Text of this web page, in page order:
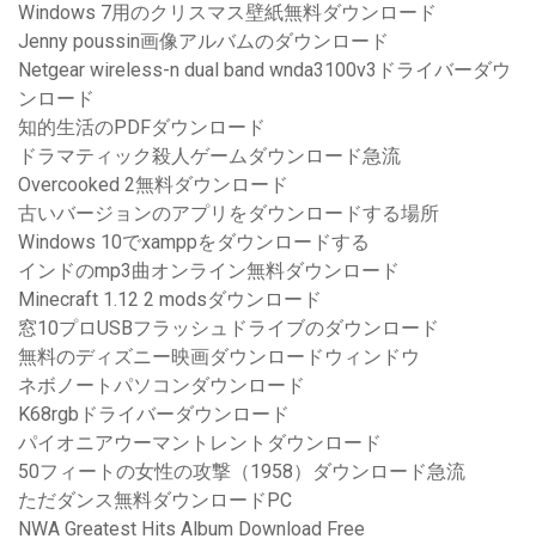
Windows 7用のクリスマス壁紙無料ダウンロード
Jenny poussin画像アルバムのダウンロード
Netgear wireless-n dual band wnda3100v3ドライバーダウ
ンロード
知的生活のPDFダウンロード
ドラマティック殺人ゲームダウンロード急流
Overcooked 2無料ダウンロード
古いバージョンのアプリをダウンロードする場所
Windows 10でxamppをダウンロードする
インドのmp3曲オンライン無料ダウンロード
Minecraft 1.12 2 modsダウンロード
窓10プロUSBフラッシュドライブのダウンロード
無料のディズニー映画ダウンロードウィンドウ
ネボノートパソコンダウンロード
K68rgbドライバーダウンロード
パイオニアウーマントレントダウンロード
50フィートの女性の攻撃（1958）ダウンロード急流
ただダンス無料ダウンロードPC
NWA Greatest Hits Album Download Free